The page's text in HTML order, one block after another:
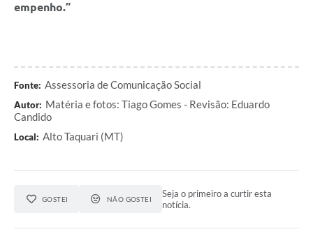
empenho.”
Fonte: Assessoria de Comunicação Social
Autor: Matéria e fotos: Tiago Gomes - Revisão: Eduardo
Candido
Local: Alto Taquari (MT)
GOSTEI NÃO GOSTEI
Seja o primeiro a curtir esta
notícia.